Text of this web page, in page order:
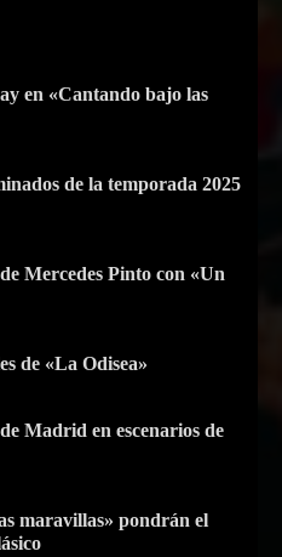
en «Cantando bajo las
de la temporada 2025
Mercedes Pinto con «Un
de «La Odisea»
Madrid en escenarios de
maravillas» pondrán el